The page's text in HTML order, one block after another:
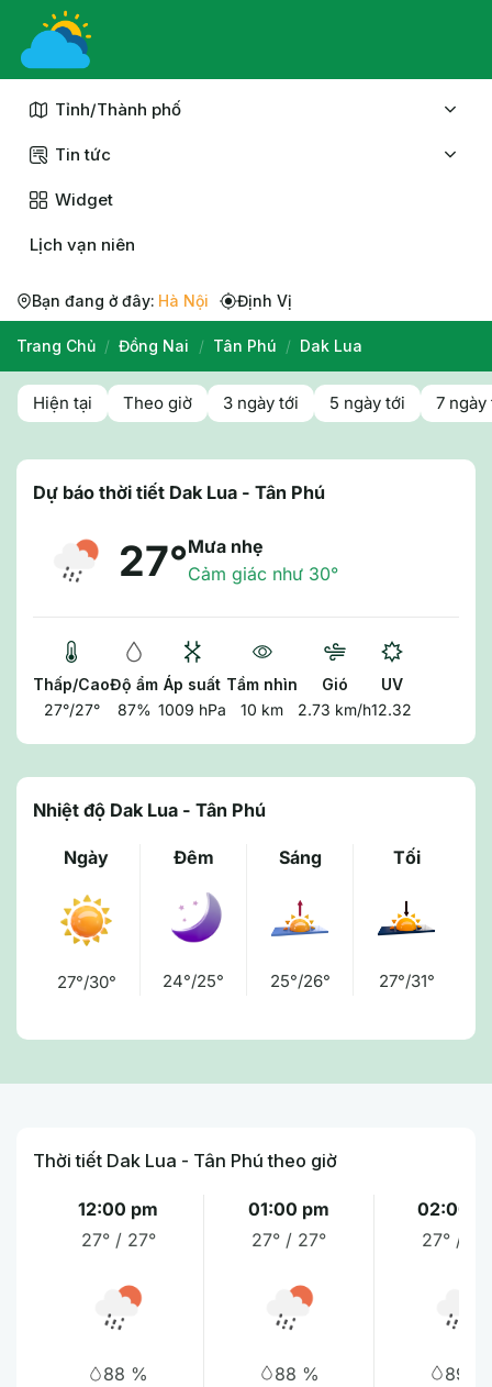
Chuyển
nội
Tỉnh/Thành phố
Tin tức
Widget
Lịch vạn niên
Bạn đang ở đây: Hà Nội Định Vị
Trang Chủ / Đồng Nai / Tân Phú / Dak Lua
Hiện tại Theo giờ 3 ngày tới 5 ngày tới 7 ngày
Dự báo thời tiết Dak Lua - Tân Phú
27°Mưa nhẹ
Cảm giác như 30°
Thấp/Cao
27°/27°
Độ ẩm
87%
Áp suất
1009 hPa
Tầm nhìn
10 km
Gió
2.73 km/h
UV
12.32
Nhiệt độ Dak Lua - Tân Phú
Ngày
27°/30°
Đêm
24°/25°
Sáng
25°/26°
Tối
27°/31°
Thời tiết Dak Lua - Tân Phú theo giờ
12:00 pm
27° / 27°
88 %
01:00 pm
27° / 27°
88 %
02:00
27° /
89 %